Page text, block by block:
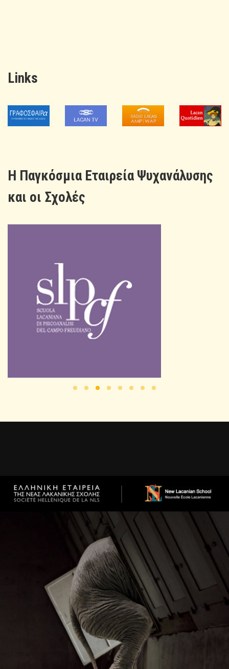
Links
H Παγκόσμια Εταιρεία Ψυχανάλυσης
και οι Σχολές